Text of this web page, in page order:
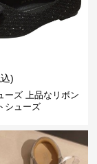
)
ーズ 上品なリボン
シューズ